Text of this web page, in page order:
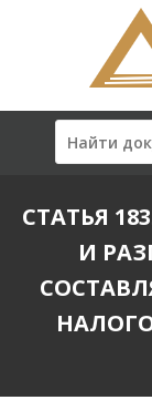
СТАТЬЯ
И